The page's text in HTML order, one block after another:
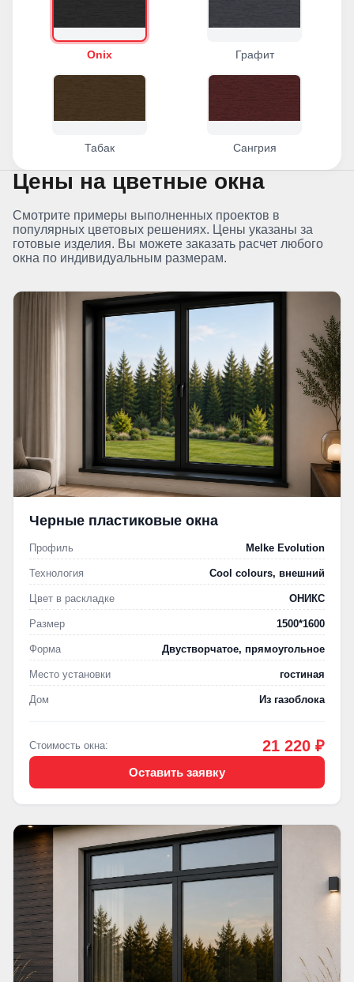
Onix Графит
Табак Сангрия
Цены на цветные окна
Смотрите примеры выполненных проектов в
популярных цветовых решениях. Цены указаны за
готовые изделия. Вы можете заказать расчет любого
окна по индивидуальным размерам.
Черные пластиковые окна
Профиль Melke Evolution
Технология Cool colours, внешний
Цвет в раскладке ОНИКС
Размер 1500*1600
Форма Двустворчатое, прямоугольное
Место установки гостиная
Дом Из газоблока
Стоимость окна: 21 220 ₽
Оставить заявку